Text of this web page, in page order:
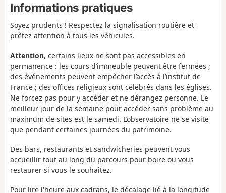
Informations pratiques
Soyez prudents ! Respectez la signalisation routière et
prêtez attention à tous les véhicules.
Attention, certains lieux ne sont pas accessibles en
permanence : les cours d’immeuble peuvent être fermées ;
des événements peuvent empêcher l’accès à l’institut de
France ; des offices religieux sont célébrés dans les églises.
Ne forcez pas pour y accéder et ne dérangez personne. Le
meilleur jour de la semaine pour accéder sans problème au
maximum de sites est le samedi. L’observatoire ne se visite
que pendant certaines journées du patrimoine.
Des bars, restaurants et sandwicheries peuvent vous
accueillir tout au long du parcours pour boire ou vous
restaurer si vous le souhaitez.
Pour lire l'heure aux cadrans, le décalage lié à la longitude